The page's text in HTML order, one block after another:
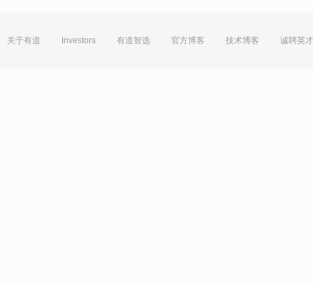
关于有道 Investors 有道智选 官方博客 技术博客 诚聘英才